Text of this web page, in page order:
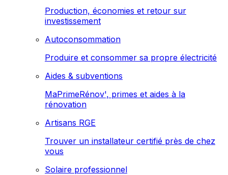
Production, économies et retour sur
investissement
Autoconsommation
Produire et consommer sa propre électricité
Aides & subventions
MaPrimeRénov', primes et aides à la
rénovation
Artisans RGE
Trouver un installateur certifié près de chez
vous
Solaire professionnel